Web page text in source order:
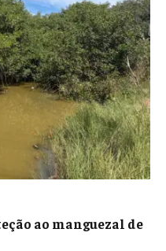
ao manguezal de